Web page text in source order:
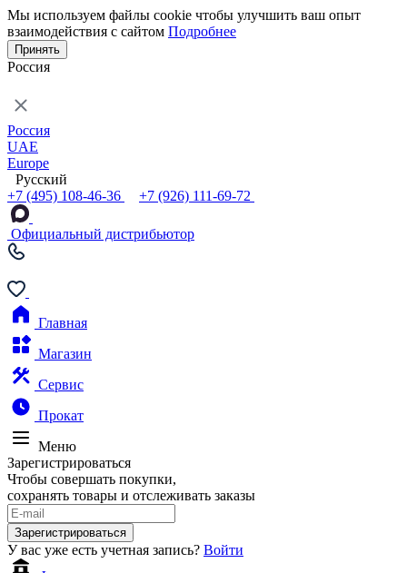
Мы используем файлы cookie чтобы улучшить ваш опыт
взаимодействия с сайтом Подробнее
Принять
Россия
Россия
UAE
Europe
Русский
+7 (495) 108-46-36
+7 (926) 111-69-72
Официальный дистрибьютор
Главная
Магазин
Сервис
Прокат
Меню
Зарегистрироваться
Чтобы совершать покупки,
сохранять товары и отслеживать заказы
Зарегистрироваться
У вас уже есть учетная запись? Войти